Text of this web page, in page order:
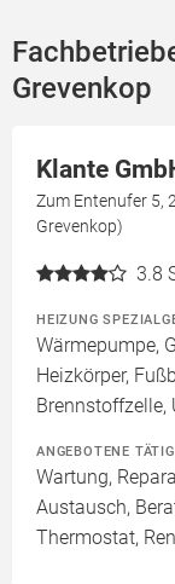
Grevenkop
Klante
Zum Entenufer 5,
Grevenkop)
3.8
HEIZUNG
Wärmepumpe,
Heizkörper,
ANGEBOTENE
Wartung,
Austausch,
Thermostat,